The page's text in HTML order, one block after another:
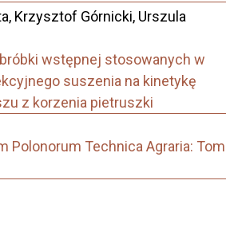
Krzysztof Górnicki, Urszula
wstępnej stosowanych w
suszenia na kinetykę
z korzenia pietruszki
Polonorum Technica Agraria: Tom